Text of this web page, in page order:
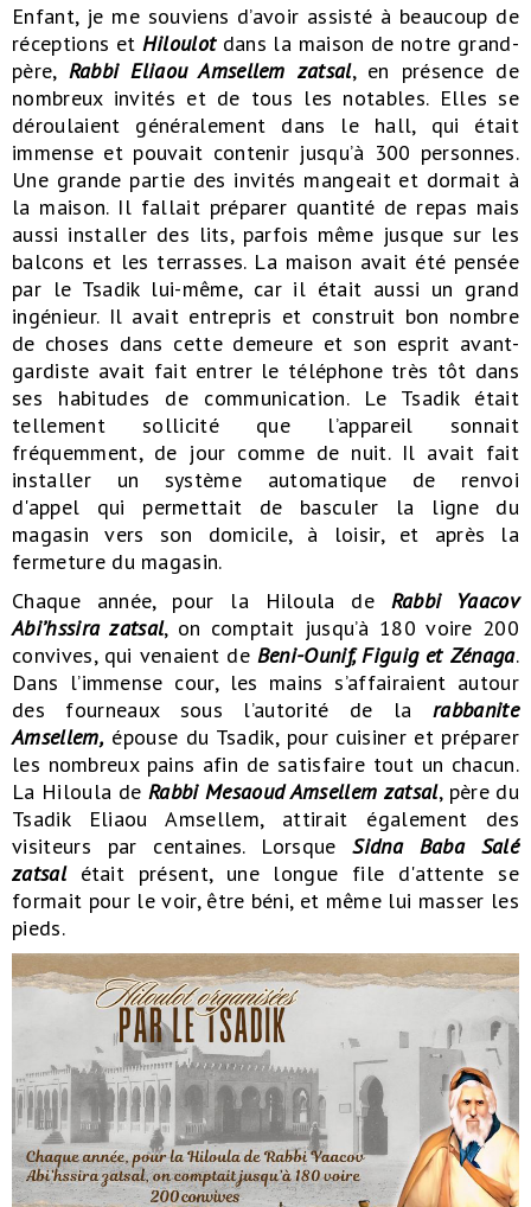
Enfant, je me souviens d’avoir assisté à beaucoup de
réceptions et Hiloulotdans la maison de notre grand-
père, Rabbi Eliaou Amsellem zatsal, en présence de
nombreux invités et de tous les notables. Elles se
déroulaient généralement dans le hall, qui était
immense et pouvait contenir jusqu’à 300 personnes.
Une grande partie des invités mangeait et dormait à
la maison. Il fallait préparer quantité de repas mais
aussi installer des lits, parfois même jusque sur les
balcons et les terrasses. La maison avait été pensée
par le Tsadik lui-même, car il était aussi un grand
ingénieur. Il avait entrepris et construit bon nombre
de choses dans cette demeure et son esprit avant-
gardiste avait fait entrer le téléphone très tôt dans
ses habitudes de communication. Le Tsadik était
tellement sollicité que l’appareil sonnait
fréquemment, de jour comme de nuit. Il avait fait
installer un système automatique de renvoi
d'appel qui permettait de basculer la ligne du
magasin vers son domicile, à loisir, et après la
fermeture du magasin.
Chaque année, pour la Hiloula de Rabbi Yaacov
Abi’hssira zatsal, on comptait jusqu’à 180 voire 200
convives, qui venaient de Beni-Ounif, Figuig et Zénaga.
Dans l’immense cour, les mains s’affairaient autour
des fourneaux sous l’autorité de larabbanite
Amsellem,épouse du Tsadik, pour cuisiner et préparer
les nombreux pains afin de satisfaire tout un chacun.
La Hiloula de Rabbi Mesaoud Amsellem zatsal, père du
Tsadik Eliaou Amsellem, attirait également des
visiteurs par centaines. LorsqueSidna Baba Salé
zatsalétait présent, une longue file d'attente se
formait pour le voir, être béni, et même lui masser les
pieds.